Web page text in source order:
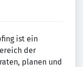
ist ein
der
planen und